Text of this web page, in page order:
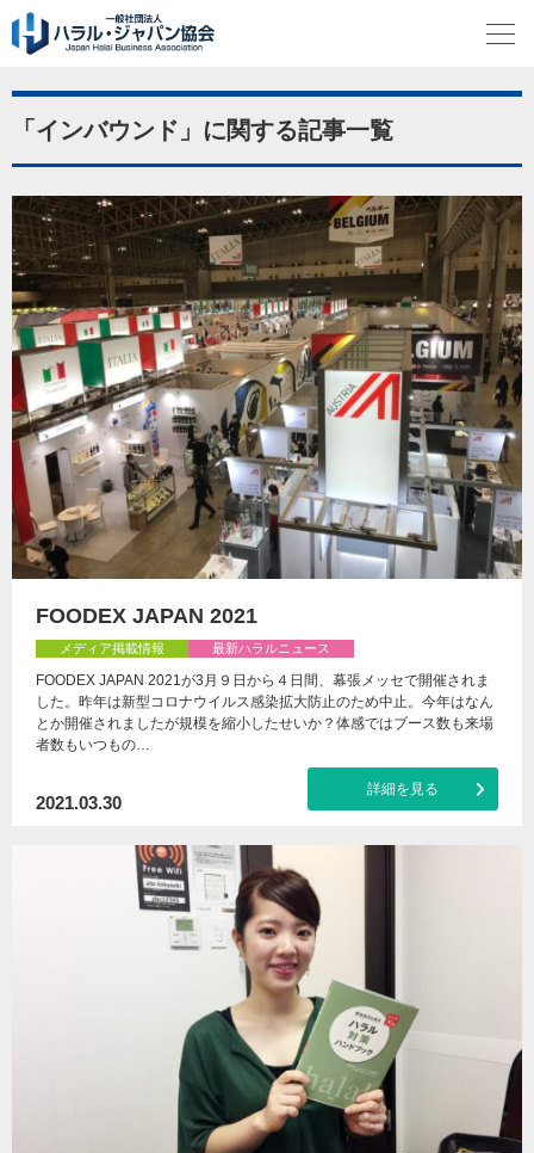
「インバウンド」に関する記事一覧
FOODEX JAPAN 2021
メディア掲載情報 最新ハラルニュース
FOODEX JAPAN 2021が3月９日から４日間、幕張メッセで開催されま
した。昨年は新型コロナウイルス感染拡大防止のため中止。今年はなん
とか開催されましたが規模を縮小したせいか？体感ではブース数も来場
者数もいつもの…
2021.03.30
詳細を見る